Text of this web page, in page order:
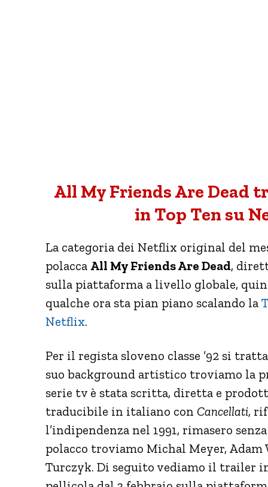
All My Friends Are Dead
in Top Ten su
La categoria dei Netflix original del
polacca All My Friends Are Dead,
sulla piattaforma a livello globale,
qualche ora sta pian piano scalando la
Netflix.
Per il regista sloveno classe ’92 si
suo background artistico troviamo la
serie tv è stata scritta, diretta e
traducibile in italiano con Cancellati,
l’indipendenza nel 1991, rimasero
polacco troviamo Michal Meyer,
Turczyk. Di seguito vediamo il trailer